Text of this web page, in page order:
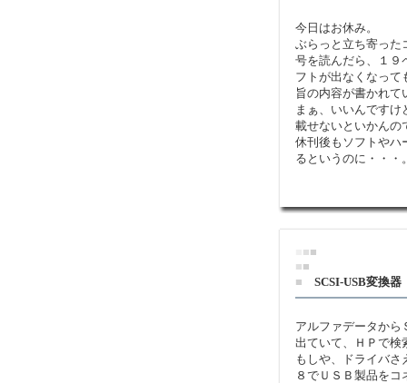
今日はお休み。
ぶらっと立ち寄った
号を読んだら、１９
フトが出なくなって
旨の内容が書かれて
まぁ、いいんです
載せないといかんの
休刊後もソフトやハ
るというのに・・・
■■
■■
■
SCSI-USB変換器
アルファデータから
出ていて、ＨＰで検
もしや、ドライバ
８でＵＳＢ製品を